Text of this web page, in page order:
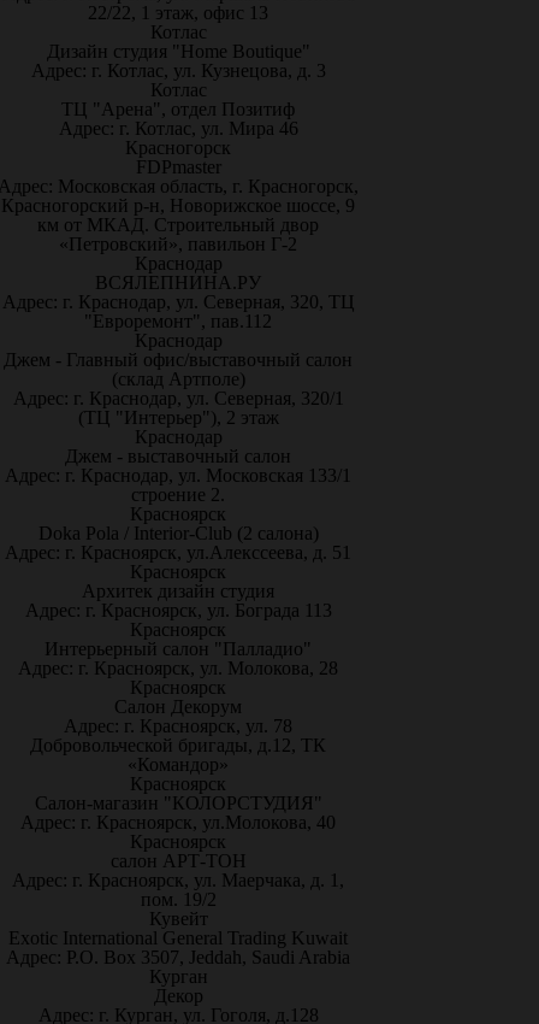
22/22, 1 этаж, офис 13
Котлас
Дизайн студия "Home Boutique"
Адрес: г. Котлас, ул. Кузнецова, д. 3
Котлас
ТЦ "Арена", отдел Позитиф
Адрес: г. Котлас, ул. Мира 46
Красногорск
FDPmaster
Московская область, г. Красногорск,
Красногорский р-н, Новорижское шоссе, 9
км от МКАД. Строительный двор
«Петровский», павильон Г-2
Краснодар
ВСЯЛЕПНИНА.РУ
Адрес: г. Краснодар, ул. Северная, 320, ТЦ
"Евроремонт", пав.112
Краснодар
Джем - Главный офис/выставочный салон
(склад Артполе)
Адрес: г. Краснодар, ул. Северная, 320/1
(ТЦ "Интерьер"), 2 этаж
Краснодар
Джем - выставочный салон
Адрес: г. Краснодар, ул. Московская 133/1
строение 2.
Красноярск
Doka Pola / Interior-Club (2 салона)
Адрес: г. Красноярск, ул.Алекссеева, д. 51
Красноярск
Архитек дизайн студия
Адрес: г. Красноярск, ул. Бограда 113
Красноярск
Интерьерный салон "Палладио"
Адрес: г. Красноярск, ул. Молокова, 28
Красноярск
Салон Декорум
Адрес: г. Красноярск, ул. 78
Добровольческой бригады, д.12, ТК
«Командор»
Красноярск
Салон-магазин "КОЛОРСТУДИЯ"
Адрес: г. Красноярск, ул.Молокова, 40
Красноярск
салон АРТ-ТОН
Адрес: г. Красноярск, ул. Маерчака, д. 1,
пом. 19/2
Кувейт
Exotic International General Trading Kuwait
Адрес: P.O. Box 3507, Jeddah, Saudi Arabia
Курган
Декор
Адрес: г. Курган, ул. Гоголя, д.128